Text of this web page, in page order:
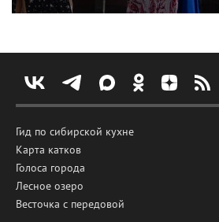
Гид по сибирской кухне
Карта катков
Голоса города
Лесное озеро
Весточка с передовой